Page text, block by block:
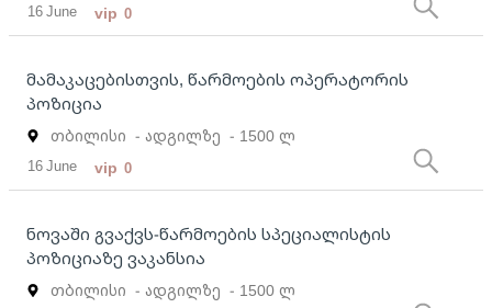
16 June vip 0
მამაკაცებისთვის, წარმოების ოპერატორის
პოზიცია
თბილისი - ადგილზე - 1500 ლ
16 June vip 0
ნოვაში გვაქვს-წარმოების სპეციალისტის
პოზიციაზე ვაკანსია
თბილისი - ადგილზე - 1500 ლ